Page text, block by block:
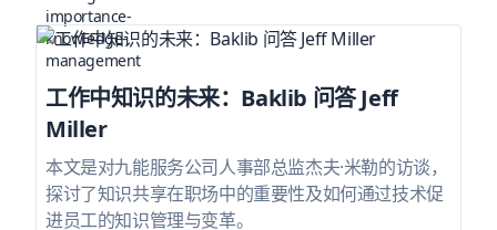
工作中知识的未来：Baklib 问答 Jeff
Miller
本文是对九能服务公司人事部总监杰夫·米勒的访谈，
探讨了知识共享在职场中的重要性及如何通过技术促
进员工的知识管理与变革。